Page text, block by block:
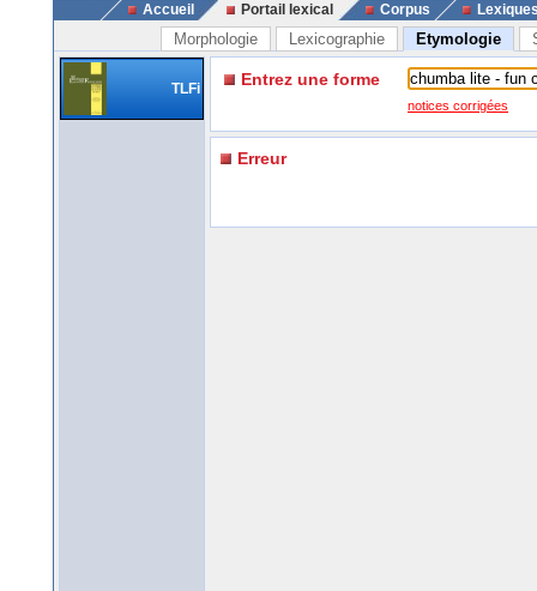
Accueil Portail lexical Corpus
Morphologie Lexicographie Etymologie
TLFi Entrez une forme
notices corrigées
Erreur